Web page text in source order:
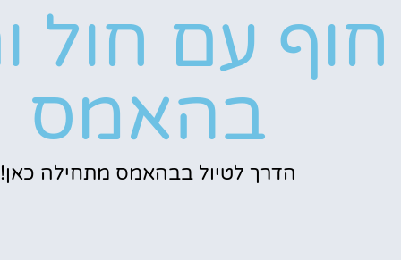
חוף עם חול
בהאמס
הדרך לטיול בבהאמס מתחילה כאן!